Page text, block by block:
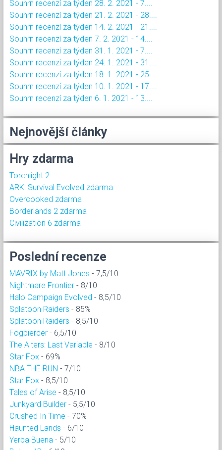
Souhrn recenzí za týden 28. 2. 2021 - 7....
Souhrn recenzí za týden 21. 2. 2021 - 28....
Souhrn recenzí za týden 14. 2. 2021 - 21....
Souhrn recenzí za týden 7. 2. 2021 - 14....
Souhrn recenzí za týden 31. 1. 2021 - 7....
Souhrn recenzí za týden 24. 1. 2021 - 31....
Souhrn recenzí za týden 18. 1. 2021 - 25....
Souhrn recenzí za týden 10. 1. 2021 - 17....
Souhrn recenzí za týden 6. 1. 2021 - 13....
Nejnovější články
Hry zdarma
Torchlight 2
ARK: Survival Evolved zdarma
Overcooked zdarma
Borderlands 2 zdarma
Civilization 6 zdarma
Poslední recenze
MAVRIX by Matt Jones - 7,5/10
Nightmare Frontier - 8/10
Halo Campaign Evolved - 8,5/10
Splatoon Raiders - 85%
Splatoon Raiders - 8,5/10
Fogpiercer - 6,5/10
The Alters: Last Variable - 8/10
Star Fox - 69%
NBA THE RUN - 7/10
Star Fox - 8,5/10
Tales of Arise - 8,5/10
Junkyard Builder - 5,5/10
Crushed In Time - 70%
Haunted Lands - 6/10
Yerba Buena - 5/10